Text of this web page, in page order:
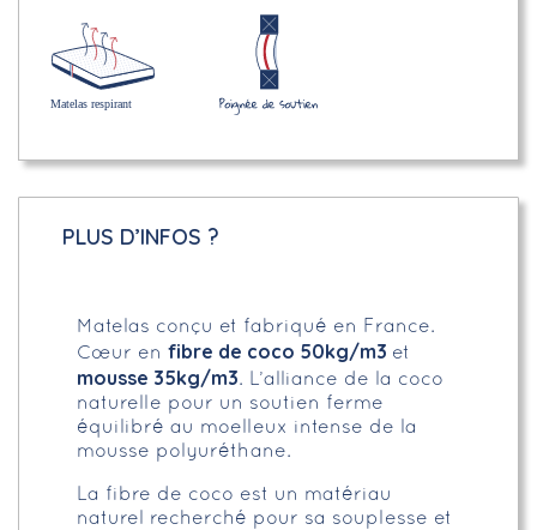
PLUS D’INFOS ?
Matelas conçu et fabriqué en France.
Cœur en fibre de coco 50kg/m3 et
mousse 35kg/m3. L’alliance de la coco
naturelle pour un soutien ferme
équilibré au moelleux intense de la
mousse polyuréthane.
La fibre de coco est un matériau
naturel recherché pour sa souplesse et